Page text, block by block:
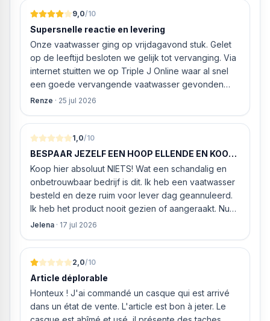
9,0/10
Supersnelle reactie en levering
Onze vaatwasser ging op vrijdagavond stuk. Gelet
op de leeftijd besloten we gelijk tot vervanging. Via
internet stuitten we op Triple J Online waar al snel
een goede vervangende vaatwasser gevonden
werd. ‘s Ochtends even gebeld met de
geïnstalleerd kan worden. Dit bleek het geval tegen
alleszins concurrente prijzen. De vriendelijke
medewerker gaf aan dat, als we gelijk via de
website gingen bestellen en betalen, hij z’n best
ging doen om ‘s middags nog te leveren. Het
bleken geen loze woorden: om 16.00 uur werd de
Neff vaatwasser geleverd en ver
Renze · 25 jul 2026
1,0/10
BESPAAR JEZELF EEN HOOP ELLENDE EN KOOP
HIER NIETS!
Koop hier absoluut NIETS! Wat een schandalig en
onbetrouwbaar bedrijf is dit. Ik heb een vaatwasser
besteld en deze ruim voor lever dag geannuleerd.
Ik heb het product nooit gezien of aangeraakt. Nu
weigeren ze gewoon om mijn geld volledig terug te
van MIJN geld inhouden!
Jelena · 17 jul 2026
2,0/10
Article déplorable
Honteux ! J'ai commandé un casque qui est arrivé
dans un état de vente. L'article est bon à jeter. Le